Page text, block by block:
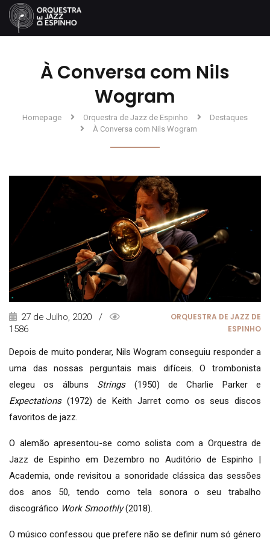
À Conversa com Nils
Wogram
Homepage Orquestra de Jazz de Espinho
Destaques
À Conversa com Nils Wogram
27 de Julho, 2020 /
1586
ORQUESTRA DE JAZZ DE
ESPINHO
Depois de muito ponderar, Nils Wogram conseguiu responder a
uma das nossas perguntais mais difíceis. O trombonista
elegeu os álbuns Strings (1950)
de Charlie Parker e
Expectations (1972) de Keith Jarret como os seus discos
favoritos de jazz.
O alemão apresentou-se como solista com a Orquestra de
Jazz de Espinho em Dezembro no Auditório de Espinho |
Academia, onde revisitou a sonoridade clássica das sessões
dos anos 50, tendo como tela sonora o seu trabalho
discográfico Work Smoothly(2018).
O músico confessou que prefere não se definir num só género